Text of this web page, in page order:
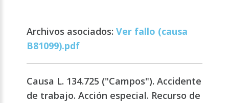
Archivos asociados:Ver fallo (causa
B81099).pdf
Causa L. 134.725 ("Campos"). Accidente
de trabajo. Acción especial. Recurso de